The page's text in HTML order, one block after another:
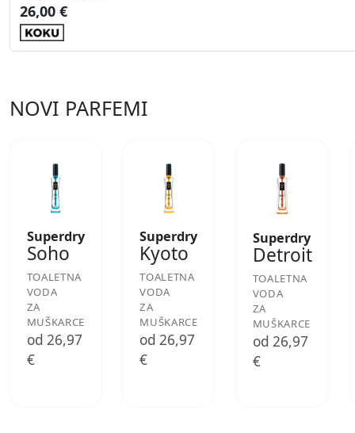
26,00 €
NOVI PARFEMI
Superdry
Soho
TOALETNA
VODA
ZA
MUŠKARCE
od 26,97
€
Superdry
Kyoto
TOALETNA
VODA
ZA
MUŠKARCE
od 26,97
€
Superdry
Detroit
TOALETNA
VODA
ZA
MUŠKARCE
od 26,97
€